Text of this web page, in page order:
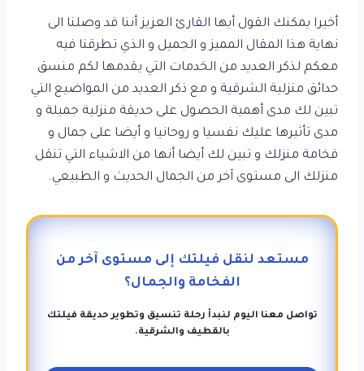
أخيرا يمكنك القول أيها القارئ العزيز أننا قد وصلنا الى
نهاية هذا المقال المميز و الجميل و الذي تطرقنا فيه
معكم لذكر العديد من الخدمات التي يقدمها لكم منسق
حدائق منزلية الشرقية و مع ذكر العديد من المواضيع التي
تبين لك مدى أهمية الحصول على حديقة منزلية جميلة و
مدى تأثيرها عليك نفسيا و روحانيا و أيضا على جمال و
فخامة منزلك و تبين لك أيضا أنها من الاشياء التي تنقل
منزلك الى مستوى آخر من الجمال الحديث و الطبيعي.
مستعد لنقل فيلتك إلى مستوى آخر من
الفخامة والجمال؟
تواصل معنا اليوم لنبدأ رحلة تنسيق وتطوير حديقة فيلتك
بالقطيف والشرقية.